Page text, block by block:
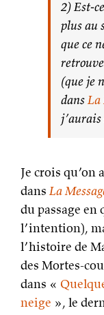
2) Est-
plus au
que ce
(que je
dansLa
Je crois qu’on
dans La
du passage en
l’intention),
l’histoire de
des Mortes-
dans «
neige », le